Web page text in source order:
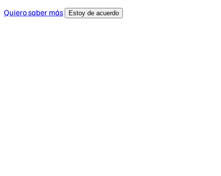
Quiero saber más
Estoy de acuerdo